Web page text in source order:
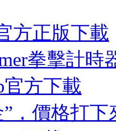
方正版下載
拳擊計時
官方下載
，價格打下